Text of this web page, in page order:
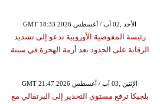
GMT 18:33 2026 الأحد ,02 آب / أغسطس
رئيسة المفوضية الأوروبية تدعو إلى تشديد
الرقابة على الحدود بعد أزمة الهجرة في سبتة
GMT 21:47 2026 الإثنين ,03 آب / أغسطس
بلجيكا ترفع مستوى التحذير إلى البرتقالي مع